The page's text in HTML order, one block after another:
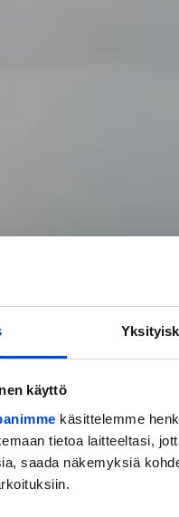
käyttö
käsittelemme
tietoa laitteeltasi,
saada näkemyksiä